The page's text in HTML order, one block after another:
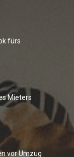
fürs
Mieters
vor Umzug